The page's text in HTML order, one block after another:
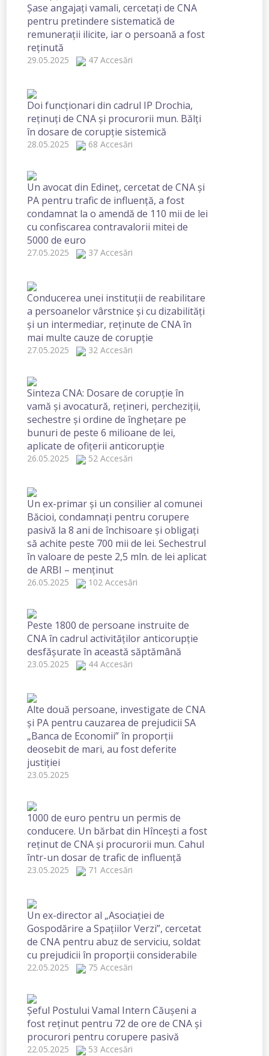
Șase angajați vamali, cercetați de CNA
pentru pretindere sistematică de
remunerații ilicite, iar o persoană a fost
reținută
29.05.2025 47 Accesări
Doi funcționari din cadrul IP Drochia,
reținuți de CNA și procurorii mun. Bălți
în dosare de corupție sistemică
28.05.2025 68 Accesări
Un avocat din Edineț, cercetat de CNA și
PA pentru trafic de influență, a fost
condamnat la o amendă de 110 mii de lei
cu confiscarea contravalorii mitei de
5000 de euro
27.05.2025 37 Accesări
Conducerea unei instituții de reabilitare
a persoanelor vârstnice şi cu dizabilităţi
și un intermediar, reținute de CNA în
mai multe cauze de corupție
27.05.2025 32 Accesări
Sinteza CNA: Dosare de corupție în
vamă și avocatură, rețineri, percheziții,
sechestre și ordine de înghețare pe
bunuri de peste 6 milioane de lei,
aplicate de ofițerii anticorupție
26.05.2025 52 Accesări
Un ex-primar și un consilier al comunei
Băcioi, condamnați pentru corupere
pasivă la 8 ani de închisoare şi obligați
să achite peste 700 mii de lei. Sechestrul
în valoare de peste 2,5 mln. de lei aplicat
de ARBI – menținut
26.05.2025 102 Accesări
Peste 1800 de persoane instruite de
CNA în cadrul activităților anticorupție
desfășurate în această săptămână
23.05.2025 44 Accesări
Alte două persoane, investigate de CNA
și PA pentru cauzarea de prejudicii SA
„Banca de Economii” în proporții
deosebit de mari, au fost deferite
justiției
23.05.2025
1000 de euro pentru un permis de
conducere. Un bărbat din Hîncești a fost
reținut de CNA și procurorii mun. Cahul
într-un dosar de trafic de influență
23.05.2025 71 Accesări
Un ex-director al „Asociației de
Gospodărire a Spațiilor Verzi”, cercetat
de CNA pentru abuz de serviciu, soldat
cu prejudicii în proporții considerabile
22.05.2025 75 Accesări
Șeful Postului Vamal Intern Căușeni a
fost reținut pentru 72 de ore de CNA și
procurori pentru corupere pasivă
22.05.2025 53 Accesări